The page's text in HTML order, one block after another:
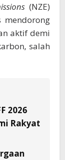
(NZE)
mendorong
aktif demi
salah
2026
Rakyat